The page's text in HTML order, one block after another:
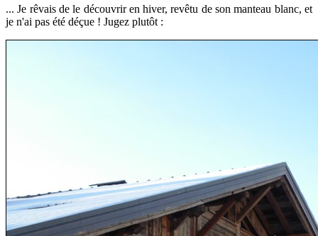
... Je rêvais de le découvrir en hiver, revêtu de son manteau blanc, et
je n'ai pas été déçue ! Jugez plutôt :